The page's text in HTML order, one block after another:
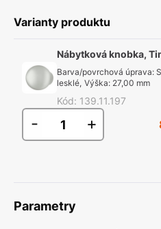
Varianty produktu
Nábytková knobka,
Barva/povrchová úprava:
lesklé, Výška: 27,00 mm
Kód: 139.11.197
- +
Parametry